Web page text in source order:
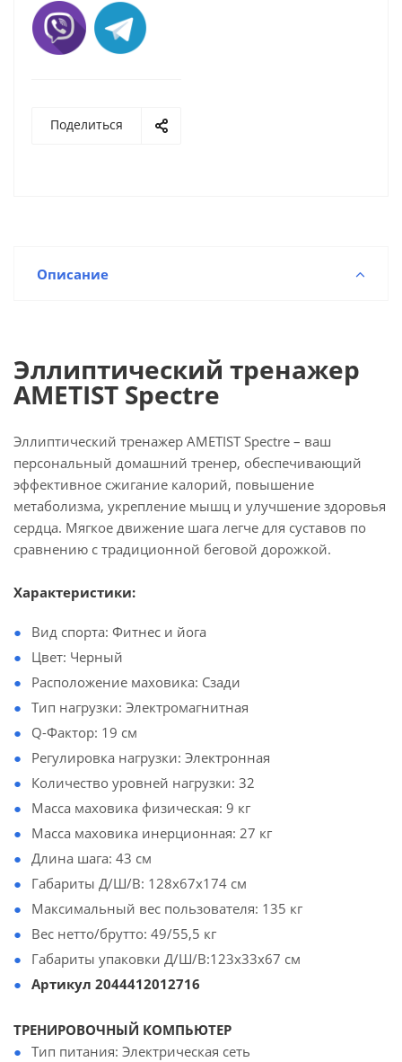
Поделиться
Описание
Эллиптический тренажер
AMETIST Spectre
Эллиптический тренажер AMETIST Spectre – ваш
персональный домашний тренер, обеспечивающий
эффективное сжигание калорий, повышение
метаболизма, укрепление мышц и улучшение здоровья
сердца. Мягкое движение шага легче для суставов по
сравнению с традиционной беговой дорожкой.
Характеристики:
Вид спорта: Фитнес и йога
Цвет: Черный
Расположение маховика: Сзади
Тип нагрузки: Электромагнитная
Q-Фактор: 19 см
Регулировка нагрузки: Электронная
Количество уровней нагрузки: 32
Масса маховика физическая: 9 кг
Масса маховика инерционная: 27 кг
Длина шага: 43 см
Габариты Д/Ш/В: 128х67х174 см
Максимальный вес пользователя: 135 кг
Вес нетто/брутто: 49/55,5 кг
Габариты упаковки Д/Ш/В:123х33х67 см
Артикул 2044412012716
ТРЕНИРОВОЧНЫЙ КОМПЬЮТЕР
Тип питания: Электрическая сеть